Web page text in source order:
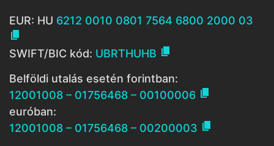
EUR: HU 6212 0010 0801 7564 6800 2000 03

SWIFT/BIC kód: UBRTHUHB 
Belföldi utalás esetén forintban:
12001008 – 01756468 – 00100006 
euróban:
12001008 – 01756468 – 00200003 